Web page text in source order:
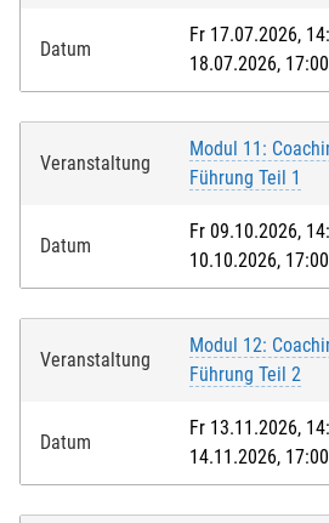
Datum
Fr 17.07.2026,
18.07.2026,
Veranstaltung
Modul 11:
Führung Teil 1
Datum
Fr 09.10.2026,
10.10.2026,
Veranstaltung
Modul 12:
Führung Teil 2
Datum
Fr 13.11.2026,
14.11.2026,